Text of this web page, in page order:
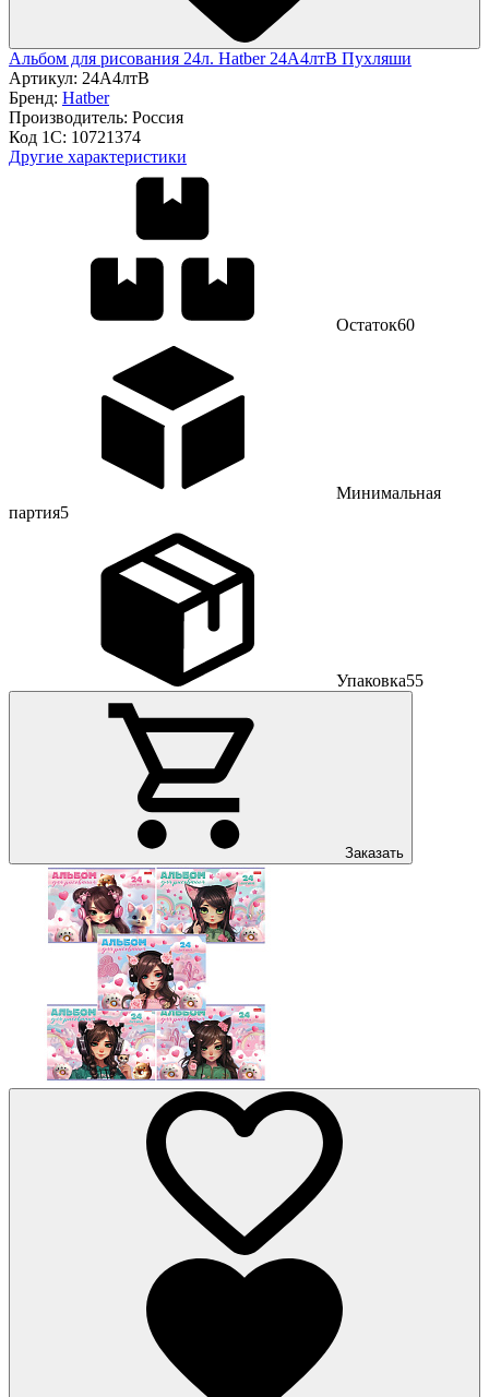
Альбом для рисования 24л. Hatber 24А4лтВ Пухляши
Артикул: 24А4лтВ
Бренд: Hatber
Производитель: Россия
Код 1С: 10721374
Другие характеристики
Остаток60
Минимальная
партия5
Упаковка55
Заказать